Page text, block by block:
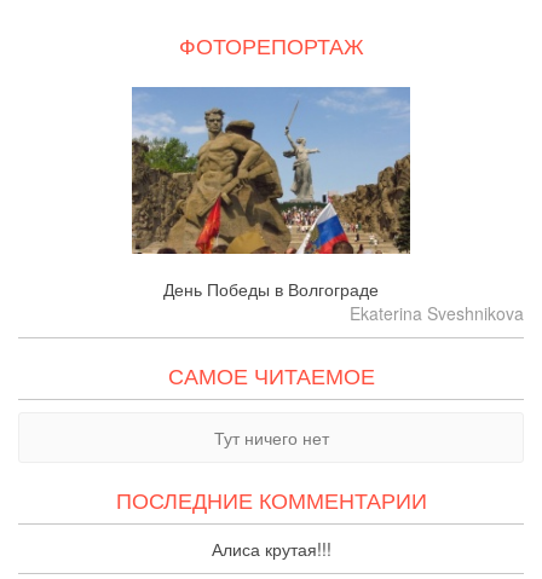
ФОТОРЕПОРТАЖ
День Победы в Волгограде
Ekaterina Sveshnikova
САМОЕ ЧИТАЕМОЕ
Тут ничего нет
ПОСЛЕДНИЕ КОММЕНТАРИИ
Алиса крутая!!!